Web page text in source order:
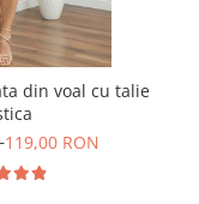
din voal cu talie
119,00 RON